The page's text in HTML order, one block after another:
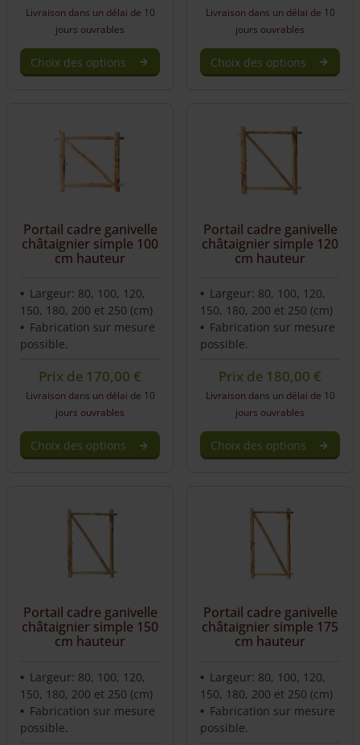
Livraison dans un délai de 10
jours ouvrables
Choix des options
multiple
chosen
on
product
page
Livraison dans un délai de 10
jours ouvrables
Choix des options
chosen
on
product
page
Portail cadre ganivelle
châtaignier simple 100
cm hauteur
Largeur: 80, 100, 120,
150, 180, 200 et 250 (cm)
Fabrication sur mesure
possible.
Prix de 170,00€
Livraison dans un délai de 10
jours ouvrables
Choix des options
chosen
on
page
Portail cadre ganivelle
châtaignier simple 120
cm hauteur
Largeur: 80, 100, 120,
150, 180, 200 et 250 (cm)
Fabrication sur mesure
possible.
Prix de 180,00€
Livraison dans un délai de 10
jours ouvrables
Choix des options
chosen
on
page
Portail cadre ganivelle
châtaignier simple 150
cm hauteur
Largeur: 80, 100, 120,
150, 180, 200 et 250 (cm)
Fabrication sur mesure
possible.
Portail cadre ganivelle
châtaignier simple 175
cm hauteur
Largeur: 80, 100, 120,
150, 180, 200 et 250 (cm)
Fabrication sur mesure
possible.